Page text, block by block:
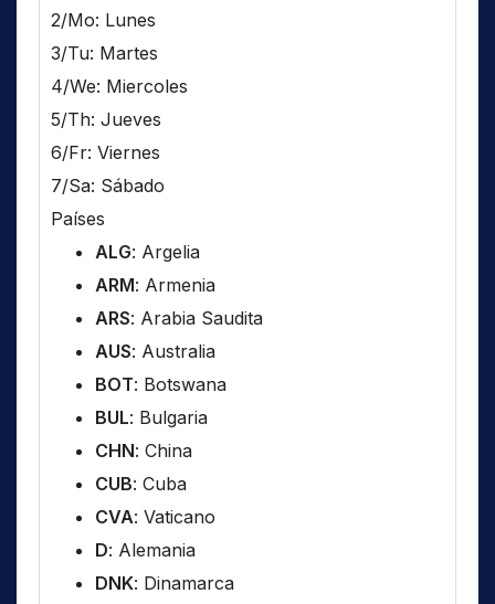
2/Mo: Lunes
3/Tu: Martes
4/We: Miercoles
5/Th: Jueves
6/Fr: Viernes
7/Sa: Sábado
Países
ALG: Argelia
ARM: Armenia
ARS: Arabia Saudita
AUS: Australia
BOT: Botswana
BUL: Bulgaria
CHN: China
CUB: Cuba
CVA: Vaticano
D: Alemania
DNK: Dinamarca